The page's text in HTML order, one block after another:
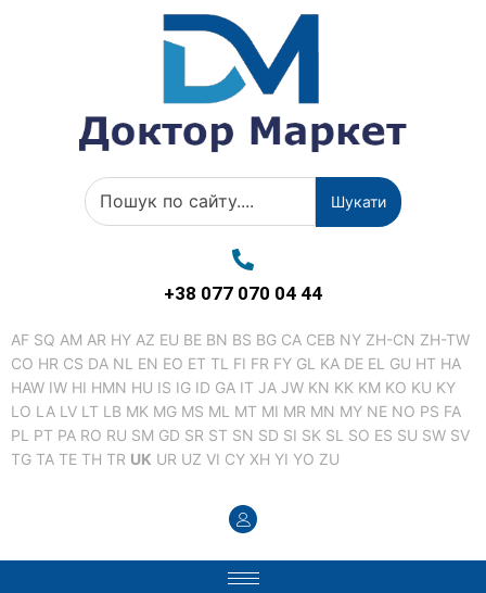
Шукати
+38 077 070 04 44
AF SQ AM AR HY AZ EU BE BN BS BG CA CEB NY ZH-CN ZH-TW
CO HR CS DA NL EN EO ET TL FI FR FY GL KA DE EL GU HT HA
HAW IW HI HMN HU IS IG ID GA IT JA JW KN KK KM KO KU KY
LO LA LV LT LB MK MG MS ML MT MI MR MN MY NE NO PS FA
PL PT PA RO RU SM GD SR ST SN SD SI SK SL SO ES SU SW SV
TG TA TE TH TR UK UR UZ VI CY XH YI YO ZU